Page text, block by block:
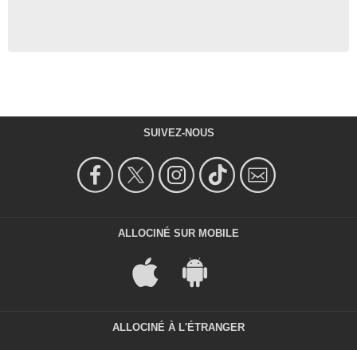
SUIVEZ-NOUS
ALLOCINÉ SUR MOBILE
ALLOCINÉ À L'ÉTRANGER